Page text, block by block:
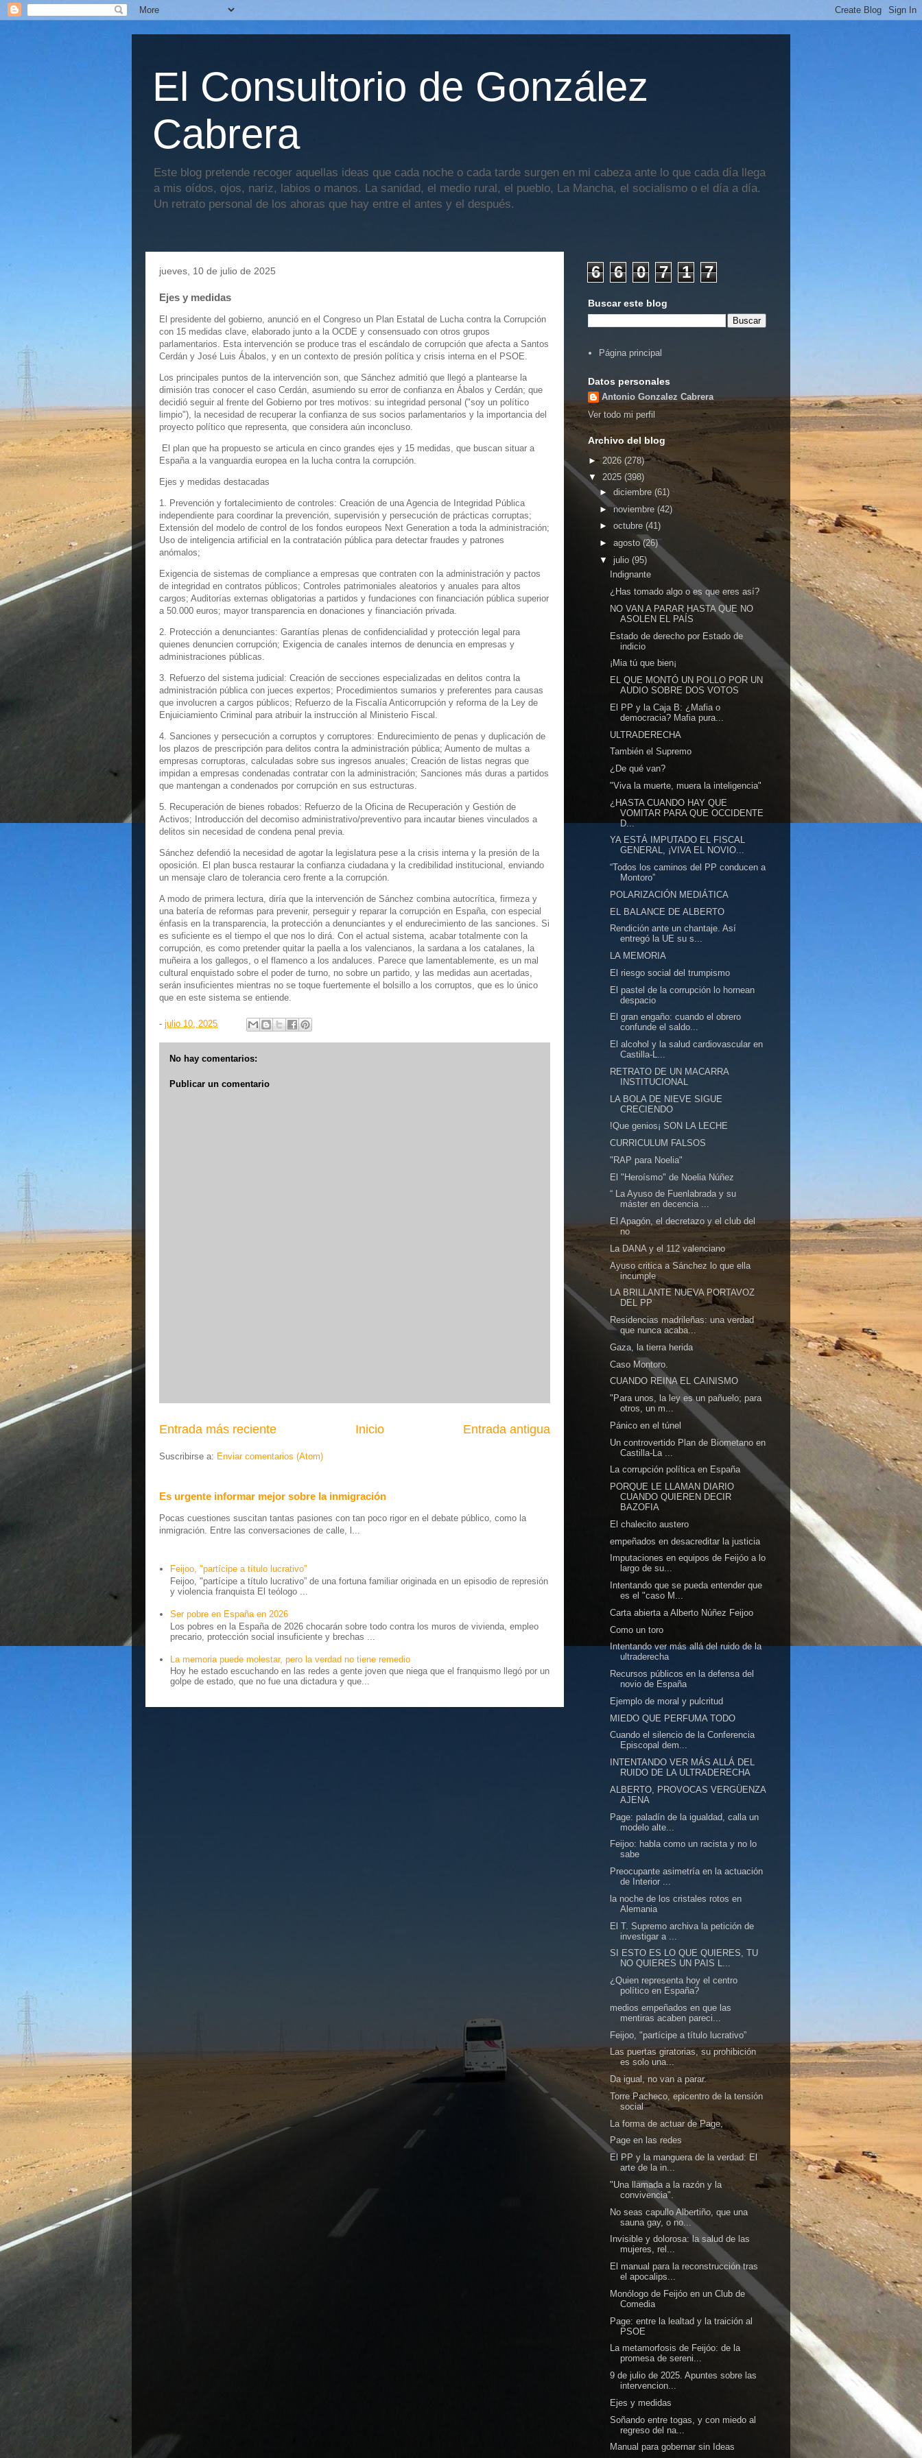
El Consultorio de González
Cabrera
Este blog pretende recoger aquellas ideas que cada noche o cada tarde surgen en mi cabeza ante lo que cada día llega
a mis oídos, ojos, nariz, labios o manos. La sanidad, el medio rural, el pueblo, La Mancha, el socialismo o el día a día.
Un retrato personal de los ahoras que hay entre el antes y el después.
jueves, 10 de julio de 2025
Ejes y medidas
El presidente del gobierno, anunció en el Congreso un Plan Estatal de Lucha contra la Corrupción
con 15 medidas clave, elaborado junto a la OCDE y consensuado con otros grupos
parlamentarios. Esta intervención se produce tras el escándalo de corrupción que afecta a Santos
Cerdán y José Luis Ábalos, y en un contexto de presión política y crisis interna en el PSOE.
Los principales puntos de la intervención son, que Sánchez admitió que llegó a plantearse la
dimisión tras conocer el caso Cerdán, asumiendo su error de confianza en Ábalos y Cerdán; que
decidió seguir al frente del Gobierno por tres motivos: su integridad personal ("soy un político
limpio"), la necesidad de recuperar la confianza de sus socios parlamentarios y la importancia del
proyecto político que representa, que considera aún inconcluso.
El plan que ha propuesto se articula en cinco grandes ejes y 15 medidas, que buscan situar a
España a la vanguardia europea en la lucha contra la corrupción.
Ejes y medidas destacadas
1. Prevención y fortalecimiento de controles: Creación de una Agencia de Integridad Pública
independiente para coordinar la prevención, supervisión y persecución de prácticas corruptas;
Extensión del modelo de control de los fondos europeos Next Generation a toda la administración;
Uso de inteligencia artificial en la contratación pública para detectar fraudes y patrones
anómalos;
Exigencia de sistemas de compliance a empresas que contraten con la administración y pactos
de integridad en contratos públicos; Controles patrimoniales aleatorios y anuales para altos
cargos; Auditorías externas obligatorias a partidos y fundaciones con financiación pública superior
a 50.000 euros; mayor transparencia en donaciones y financiación privada.
2. Protección a denunciantes: Garantías plenas de confidencialidad y protección legal para
quienes denuncien corrupción; Exigencia de canales internos de denuncia en empresas y
administraciones públicas.
3. Refuerzo del sistema judicial: Creación de secciones especializadas en delitos contra la
administración pública con jueces expertos; Procedimientos sumarios y preferentes para causas
que involucren a cargos públicos; Refuerzo de la Fiscalía Anticorrupción y reforma de la Ley de
Enjuiciamiento Criminal para atribuir la instrucción al Ministerio Fiscal.
4. Sanciones y persecución a corruptos y corruptores: Endurecimiento de penas y duplicación de
los plazos de prescripción para delitos contra la administración pública; Aumento de multas a
empresas corruptoras, calculadas sobre sus ingresos anuales; Creación de listas negras que
impidan a empresas condenadas contratar con la administración; Sanciones más duras a partidos
que mantengan a condenados por corrupción en sus estructuras.
5. Recuperación de bienes robados: Refuerzo de la Oficina de Recuperación y Gestión de
Activos; Introducción del decomiso administrativo/preventivo para incautar bienes vinculados a
delitos sin necesidad de condena penal previa.
Sánchez defendió la necesidad de agotar la legislatura pese a la crisis interna y la presión de la
oposición. El plan busca restaurar la confianza ciudadana y la credibilidad institucional, enviando
un mensaje claro de tolerancia cero frente a la corrupción.
A modo de primera lectura, diría que la intervención de Sánchez combina autocrítica, firmeza y
una batería de reformas para prevenir, perseguir y reparar la corrupción en España, con especial
énfasis en la transparencia, la protección a denunciantes y el endurecimiento de las sanciones. Si
es suficiente es el tiempo el que nos lo dirá. Con el actual sistema, acabar totalmente con la
corrupción, es como pretender quitar la paella a los valencianos, la sardana a los catalanes, la
muñeira a los gallegos, o el flamenco a los andaluces. Parece que lamentablemente, es un mal
cultural enquistado sobre el poder de turno, no sobre un partido, y las medidas aun acertadas,
serán insuficientes mientras no se toque fuertemente el bolsillo a los corruptos, que es lo único
que en este sistema se entiende.
- julio 10, 2025
No hay comentarios:
Publicar un comentario
Entrada más reciente Entrada antigua
Inicio
Suscribirse a: Enviar comentarios (Atom)
Es urgente informar mejor sobre la inmigración
Pocas cuestiones suscitan tantas pasiones con tan poco rigor en el debate público, como la
inmigración. Entre las conversaciones de calle, l...
Feijoo, "partícipe a título lucrativo”
Feijoo, "partícipe a título lucrativo” de una fortuna familiar originada en un episodio de represión
y violencia franquista El teólogo ...
Ser pobre en España en 2026
Los pobres en la España de 2026 chocarán sobre todo contra los muros de vivienda, empleo
precario, protección social insuficiente y brechas ...
La memoria puede molestar, pero la verdad no tiene remedio
Hoy he estado escuchando en las redes a gente joven que niega que el franquismo llegó por un
golpe de estado, que no fue una dictadura y que...
6 6 0 7 1 7
Buscar este blog
Página principal
Datos personales
Antonio Gonzalez Cabrera
Ver todo mi perfil
Archivo del blog
► 2026 (278)
▼ 2025 (398)
► diciembre (61)
►noviembre (42)
► octubre (41)
► agosto(26)
▼ julio (95)
Indignante
¿Has tomado algo o es que eres así?
NO VAN A PARAR HASTA QUE NO
ASOLEN EL PAÍS
Estado de derecho por Estado de
indicio
¡Mia tú que bien¡
EL QUE MONTÓ UN POLLO POR UN
AUDIO SOBRE DOS VOTOS
El PP y la Caja B: ¿Mafia o
democracia? Mafia pura...
ULTRADERECHA
También el Supremo
¿De qué van?
"Viva la muerte, muera la inteligencia"
¿HASTA CUANDO HAY QUE
VOMITAR PARA QUE OCCIDENTE
D...
YA ESTÁ IMPUTADO EL FISCAL
GENERAL, ¡VIVA EL NOVIO...
“Todos los caminos del PP conducen a
Montoro”
POLARIZACIÓN MEDIÁTICA
EL BALANCE DE ALBERTO
Rendición ante un chantaje. Así
entregó la UE su s...
LA MEMORIA
El riesgo social del trumpismo
El pastel de la corrupción lo hornean
despacio
El gran engaño: cuando el obrero
confunde el saldo...
El alcohol y la salud cardiovascular en
Castilla-L...
RETRATO DE UN MACARRA
INSTITUCIONAL
LA BOLA DE NIEVE SIGUE
CRECIENDO
!Que genios¡ SON LA LECHE
CURRICULUM FALSOS
"RAP para Noelia"
El "Heroísmo" de Noelia Núñez
“ La Ayuso de Fuenlabrada y su
máster en decencia ...
El Apagón, el decretazo y el club del
no
La DANA y el 112 valenciano
Ayuso critica a Sánchez lo que ella
incumple
LA BRILLANTE NUEVA PORTAVOZ
DEL PP
Residencias madrileñas: una verdad
que nunca acaba...
Gaza, la tierra herida
Caso Montoro.
CUANDO REINA EL CAINISMO
"Para unos, la ley es un pañuelo; para
otros, un m...
Pánico en el túnel
Un controvertido Plan de Biometano en
Castilla-La ...
La corrupción política en España
PORQUE LE LLAMAN DIARIO
CUANDO QUIEREN DECIR
BAZOFIA
El chalecito austero
empeñados en desacreditar la justicia
Imputaciones en equipos de Feijóo a lo
largo de su...
Intentando que se pueda entender que
es el "caso M...
Carta abierta a Alberto Núñez Feijoo
Como un toro
Intentando ver más allá del ruido de la
ultraderecha
Recursos públicos en la defensa del
novio de España
Ejemplo de moral y pulcritud
MIEDO QUE PERFUMA TODO
Cuando el silencio de la Conferencia
Episcopal dem...
INTENTANDO VER MÁS ALLÁ DEL
RUIDO DE LA ULTRADERECHA
ALBERTO, PROVOCAS VERGÜENZA
AJENA
Page: paladín de la igualdad, calla un
modelo alte...
Feijoo: habla como un racista y no lo
sabe
Preocupante asimetría en la actuación
de Interior ...
la noche de los cristales rotos en
Alemania
El T. Supremo archiva la petición de
investigar a ...
SI ESTO ES LO QUE QUIERES, TU
NO QUIERES UN PAIS L...
¿Quien representa hoy el centro
político en España?
medios empeñados en que las
mentiras acaben pareci...
Feijoo, "partícipe a título lucrativo”
Las puertas giratorias, su prohibición
es solo una...
Da igual, no van a parar.
Torre Pacheco, epicentro de la tensión
social
La forma de actuar de Page,
Page en las redes
El PP y la manguera de la verdad: El
arte de la in...
"Una llamada a la razón y la
convivencia".
No seas capullo Albertiño, que una
sauna gay, o no...
Invisible y dolorosa: la salud de las
mujeres, rel...
El manual para la reconstrucción tras
el apocalips...
Monólogo de Feijóo en un Club de
Comedia
Page: entre la lealtad y la traición al
PSOE
La metamorfosis de Feijóo: de la
promesa de sereni...
9 de julio de 2025. Apuntes sobre las
intervencion...
Ejes y medidas
Soñando entre togas, y con miedo al
regreso del na...
Manual para gobernar sin Ideas